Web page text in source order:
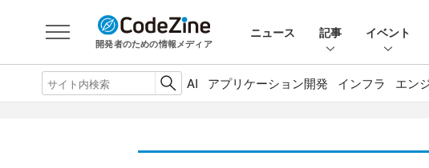
開発者のための情報メディア
ニュース 記事 イベント
AI アプリケーション開発 インフラ エン